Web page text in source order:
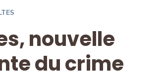
nouvelle
du crime